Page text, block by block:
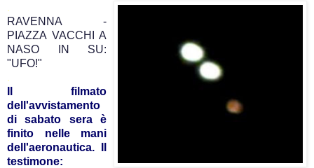
.
RAVENNA -
PIAZZA VACCHI A
NASO IN SU:
"UFO!"
.
Il filmato
dell'avvistamento
di sabato sera è
finito nelle mani
dell'aeronautica. Il
testimone: